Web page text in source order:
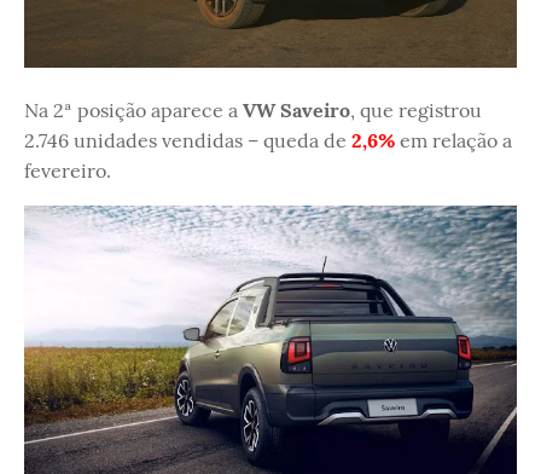
Na 2ª posição aparece a VW Saveiro, que registrou
2.746 unidades vendidas – queda de 2,6% em relação a
fevereiro.